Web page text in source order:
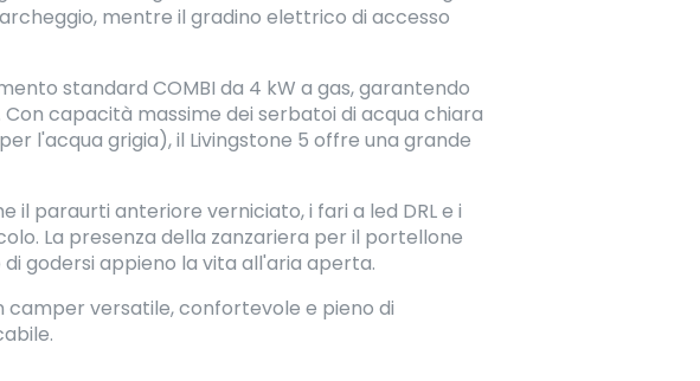
mentre il gradino elettrico di accesso
standard COMBI da 4 kW a gas, garantendo
capacità massime dei serbatoi di acqua chiara
l'acqua grigia), il Livingstone 5 offre una grande
paraurti anteriore verniciato, i fari a led DRL e i
La presenza della zanzariera per il portellone
godersi appieno la vita all'aria aperta.
camper versatile, confortevole e pieno di